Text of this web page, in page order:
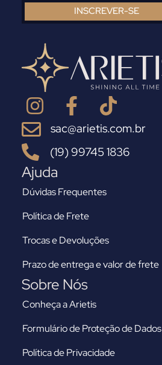
INSCREVER-SE
sac@arietis.com.br
(19) 99745 1836
Ajuda
Dúvidas Frequentes
Política de Frete
Trocas e Devoluções
Prazo de entrega e valor de frete
Sobre Nós
Conheça a Arietis
Formulário de Proteção de Dados
Política de Privacidade